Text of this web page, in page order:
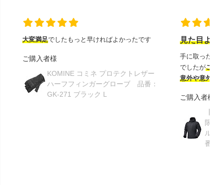
大変満足でしたもっと早ければよかったです
ご購入者様
KOMINE コミネ プロテクトレザー
ハーフフィンガーグローブ 品番：
GK-271 ブラック L
見た目より
手に取ったと
でしたがこの
意外や意外ス
ご購入者様
限り
ルメ
番：